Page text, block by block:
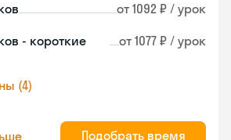
от 1092 ₽ / урок
- короткие
от 1077 ₽ / урок
(4)
Подобрать время